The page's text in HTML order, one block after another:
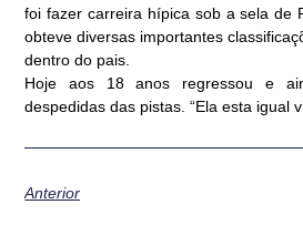
foi fazer carreira hípica sob a sela de
obteve diversas importantes
dentro do pais.
Hoje aos 18 anos regressou e
despedidas das pistas. “Ela esta igual
Anterior